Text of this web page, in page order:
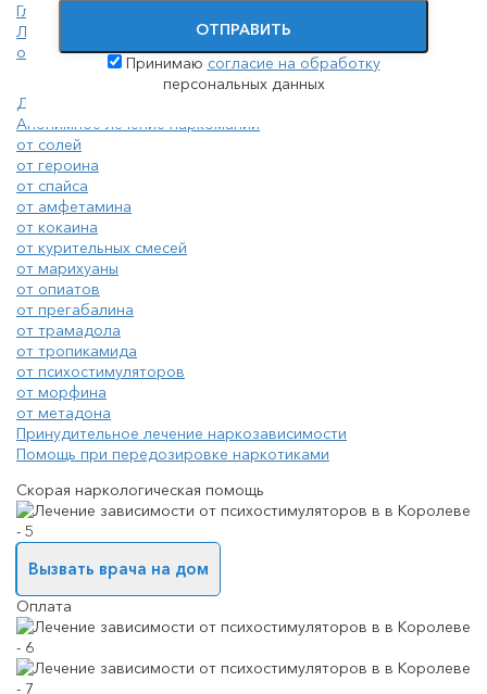
Главная
Лечение наркомании
от психостимуляторов
Детоксикация наркозависимых
Анонимное лечение наркомании
от солей
от героина
от спайса
от амфетамина
от кокаина
от курительных смесей
от марихуаны
от опиатов
от прегабалина
от трамадола
от тропикамида
от психостимуляторов
от морфина
от метадона
Принудительное лечение наркозависимости
Помощь при передозировке наркотиками
Скорая наркологическая помощь
Вызвать врача на дом
Оплата
ОТПРАВИТЬ
Принимаю согласие на обработку
персональных данных